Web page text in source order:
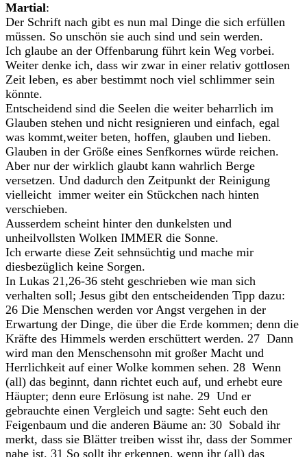
Martial:
Der Schrift nach gibt es nun mal Dinge die sich erfüllen
müssen. So unschön sie auch sind und sein werden.
Ich glaube an der Offenbarung führt kein Weg vorbei.
Weiter denke ich, dass wir zwar in einer relativ gottlosen
Zeit leben, es aber bestimmt noch viel schlimmer sein
könnte.
Entscheidend sind die Seelen die weiter beharrlich im
Glauben stehen und nicht resignieren und einfach, egal
was kommt,weiter beten, hoffen, glauben und lieben.
Glauben in der Größe eines Senfkornes würde reichen.
Aber nur der wirklich glaubt kann wahrlich Berge
versetzen. Und dadurch den Zeitpunkt der Reinigung
vielleicht immer weiter ein Stückchen nach hinten
verschieben.
Ausserdem scheint hinter den dunkelsten und
unheilvollsten Wolken IMMER die Sonne.
Ich erwarte diese Zeit sehnsüchtig und mache mir
diesbezüglich keine Sorgen.
In Lukas 21,26-36 steht geschrieben wie man sich
verhalten soll; Jesus gibt den entscheidenden Tipp dazu:
26 Die Menschen werden vor Angst vergehen in der
Erwartung der Dinge, die über die Erde kommen; denn die
Kräfte des Himmels werden erschüttert werden. 27 Dann
wird man den Menschensohn mit großer Macht und
Herrlichkeit auf einer Wolke kommen sehen. 28 Wenn
(all) das beginnt, dann richtet euch auf, und erhebt eure
Häupter; denn eure Erlösung ist nahe. 29 Und er
gebrauchte einen Vergleich und sagte: Seht euch den
Feigenbaum und die anderen Bäume an: 30 Sobald ihr
merkt, dass sie Blätter treiben wisst ihr, dass der Sommer
nahe ist. 31 So sollt ihr erkennen, wenn ihr (all) das